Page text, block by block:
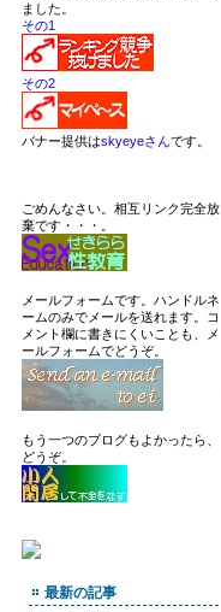
ました。
その1
その2
バナー提供はskyeyeさんです。
ごめんなさい。相互リンク完全放
棄です・・・。
メールフォームです。ハンドルネ
ームのみでメールを送れます。コ
メント欄に書きにくいことも、メ
ールフォームでどうぞ。
もう一つのブログもよかったら、
どうぞ。
最新の記事